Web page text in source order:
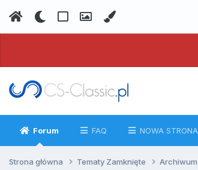
Forum FAQ NOWA STRONA
Strona główna Tematy Zamknięte Archiwum